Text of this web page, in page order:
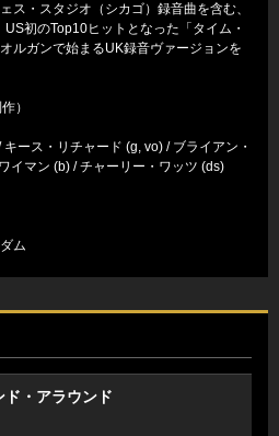
ス・スタジオ（シカゴ）録音曲を含む、
初のTop10ヒットとなった「タイム・
ルガンで始まるUK録音ヴァージョンを
）
ース・リチャード (g, vo) / ブライアン・
イマン (b) / チャーリー・ワッツ (ds)
ム
ド・アラウンド